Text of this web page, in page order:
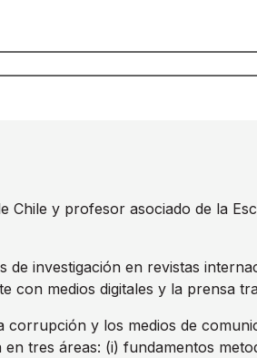
Chile y profesor asociado de la
de investigación en revistas
con medios digitales y la prensa
corrupción y los medios de
tres áreas: (i) fundamentos